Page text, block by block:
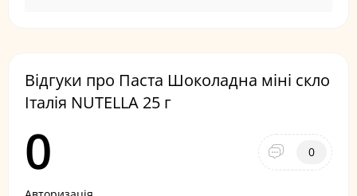
Відгуки про Паста Шоколадна міні скло
Італія NUTELLA 25 г
0 0